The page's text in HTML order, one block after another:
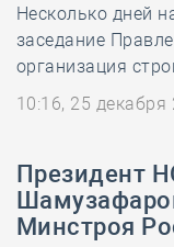
Несколько дней
заседание
организация
10:16, 25 декабря
Президент
Минстроя